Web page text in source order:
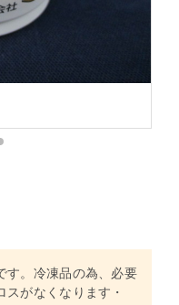
す。冷凍品の為、必要
がなくなります・